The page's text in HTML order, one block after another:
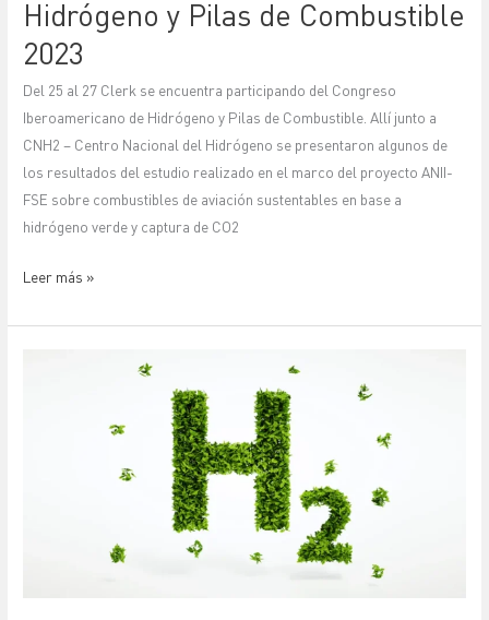
Hidrógeno y Pilas de Combustible
2023
Del 25 al 27 Clerk se encuentra participando del Congreso
Iberoamericano de Hidrógeno y Pilas de Combustible. Allí junto a
CNH2 – Centro Nacional del Hidrógeno se presentaron algunos de
los resultados del estudio realizado en el marco del proyecto ANII-
FSE sobre combustibles de aviación sustentables en base a
hidrógeno verde y captura de CO2
Leer más »